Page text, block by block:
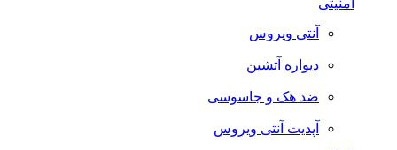
امنیتی
آنتی ویروس
دیواره آتشین
ضد هک و جاسوسی
آپدیت آنتی ویروس